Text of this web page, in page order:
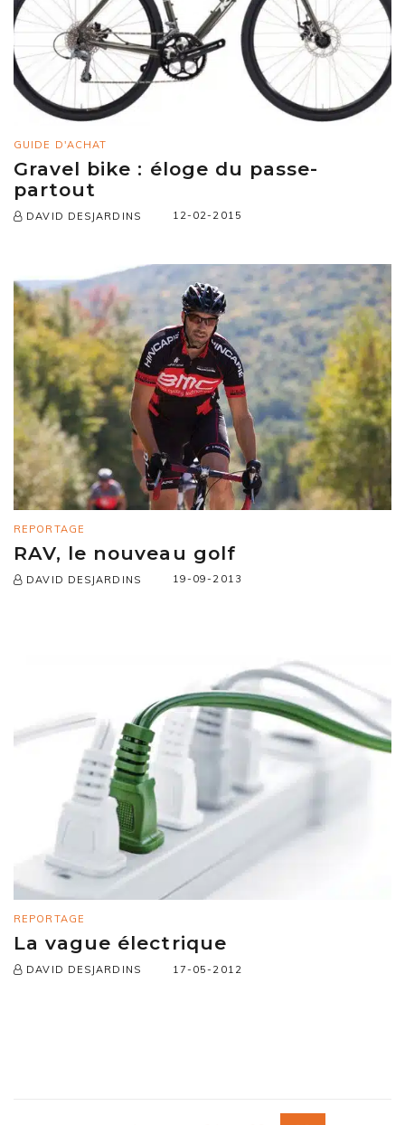
GUIDE D'ACHAT
Gravel bike : éloge du passe-
partout
DAVID DESJARDINS 12-02-2015
REPORTAGE
RAV, le nouveau golf
DAVID DESJARDINS 19-09-2013
REPORTAGE
La vague électrique
DAVID DESJARDINS 17-05-2012